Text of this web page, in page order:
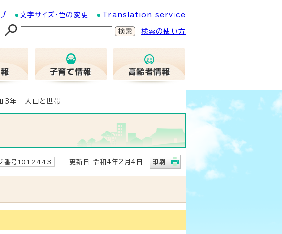
文字サイズ・色の変更 Translation service
検索の使い方
3年 人口と世帯
番号1012443 更新日 令和4年2月4日 印刷